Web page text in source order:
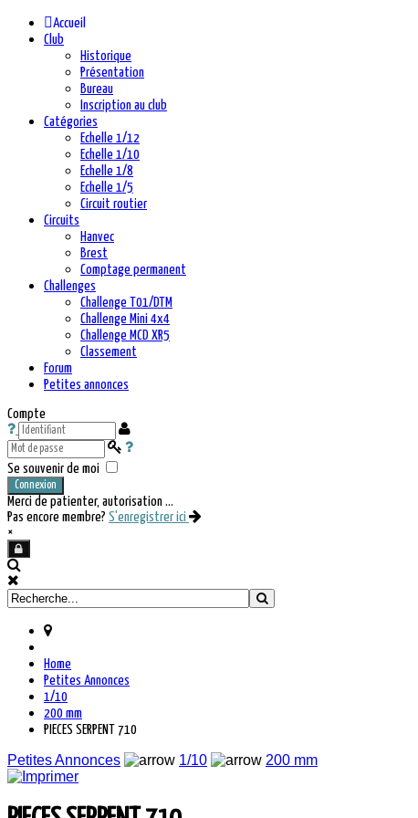
Accueil
Club
Historique
Présentation
Bureau
Inscription au club
Catégories
Echelle 1/12
Echelle 1/10
Echelle 1/8
Echelle 1/5
Circuit routier
Circuits
Hanvec
Brest
Comptage permanent
Challenges
Challenge T01/DTM
Challenge Mini 4x4
Challenge MCD XR5
Classement
Forum
Petites annonces
Compte
Se souvenir de moi
Connexion
Merci de patienter, autorisation ...
Pas encore membre? S'enregistrer ici
×
Home
Petites Annonces
1/10
200 mm
PIECES SERPENT 710
Petites Annonces 1/10 200 mm